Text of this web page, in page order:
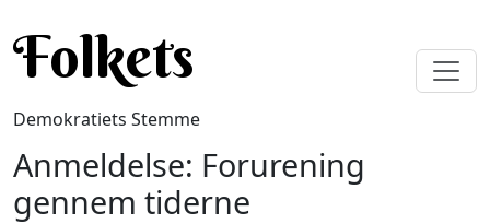
Folkets
Demokratiets Stemme
Anmeldelse: Forurening
gennem tiderne